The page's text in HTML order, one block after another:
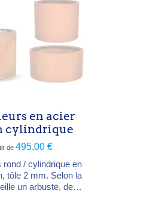
en acier
cylindrique
de495,00 €
rond / cylindrique en
tôle 2 mm. Selon la
un arbuste, des